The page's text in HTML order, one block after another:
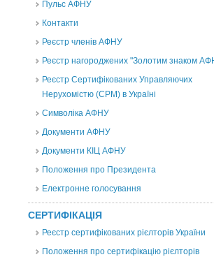
Пульс АФНУ
Контакти
Реєстр членів АФНУ
Реєстр нагороджених "Золотим знаком
Реєстр Сертифікованих Управляючих
Нерухомістю (CPM) в Україні
Символіка АФНУ
Документи АФНУ
Документи КІЦ АФНУ
Положення про Президента
Електронне голосування
СЕРТИФІКАЦІЯ
Реєстр сертифікованих рієлторів України
Положення про сертифікацію рієлторів